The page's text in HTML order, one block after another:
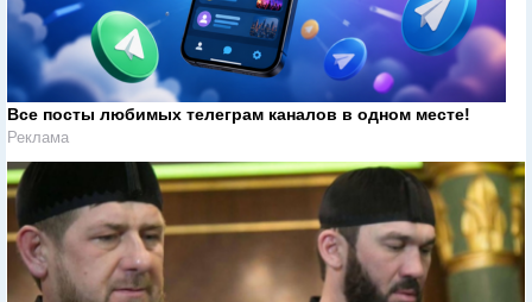
Все посты любимых телеграм каналов в одном месте!
Реклама